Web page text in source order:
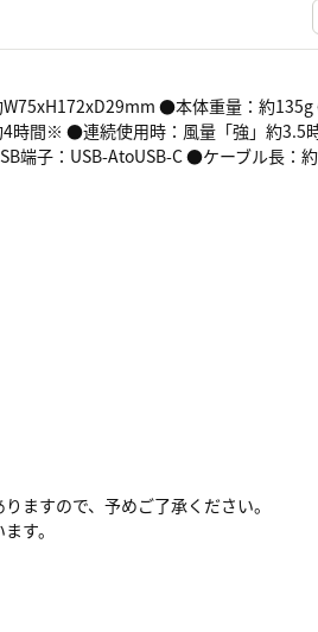
●本体重量：約135g
間※ ●連続使用時：風量「強」約3.5時
端子：USB-AtoUSB-C ●ケーブル長：
ますので、予めご了承ください。
す。